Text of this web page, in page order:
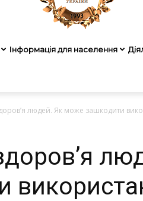
України
Інформація для населення
людей. Як може зашкодити